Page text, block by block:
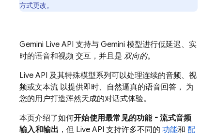
方式更改。
Gemini Live API 支持与 Gemini 模型进行低延迟、实
时的语音和视频 交互，并且是 双向的。
Live API 及其特殊模型系列可以处理连续的音频、视
频或文本流 以提供即时、自然逼真的语音回答， 为
您的用户打造浑然天成的对话式体验。
本页介绍了如何开始使用最常见的功能 - 流式音频
输入和输出 ，但 Live API 支持许多不同的功能和配